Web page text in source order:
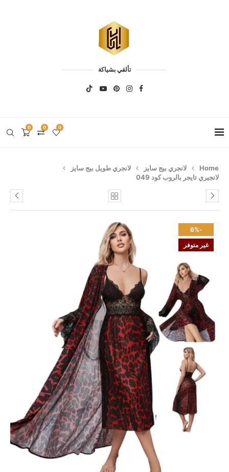
تألقي بشياكة
0 0 0
Home لانجري بيج سايز
لانجري طويل بيج سايز
لانجيري تايجر بالروب كود 049
-6%
غير متوفر